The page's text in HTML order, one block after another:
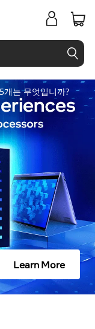
는 무엇입니까?
Learn More